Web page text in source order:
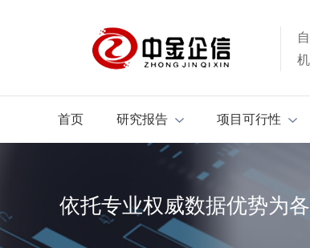
首页 研究报告 项目可行性
依托专业权威数据优势为